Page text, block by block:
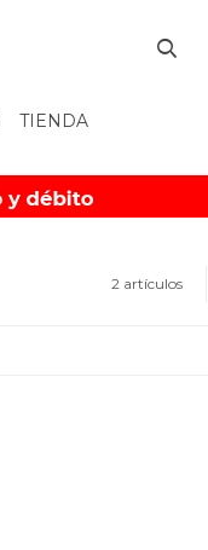
TIENDA
2 artículos